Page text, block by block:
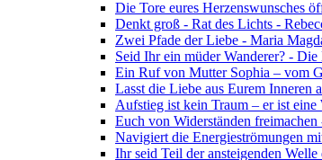
Die Tore eures Herzenswunsches
Denkt groß - Rat des Lichts -
Zwei Pfade der Liebe - Maria
Seid Ihr ein müder Wanderer? -
Ein Ruf von Mutter Sophia – vom
Lasst die Liebe aus Eurem Inneren
Aufstieg ist kein Traum – er ist
Euch von Widerständen
Navigiert die Energieströmungen
Ihr seid Teil der ansteigenden